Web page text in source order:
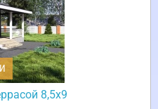
8,5х9